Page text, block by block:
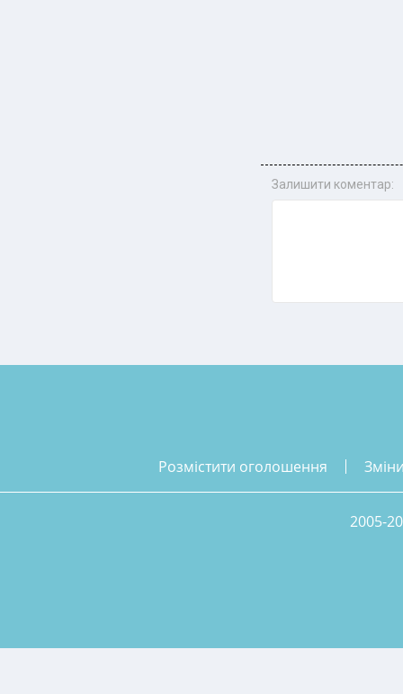
Залишити коментар:
розмістити оголошення
2005-